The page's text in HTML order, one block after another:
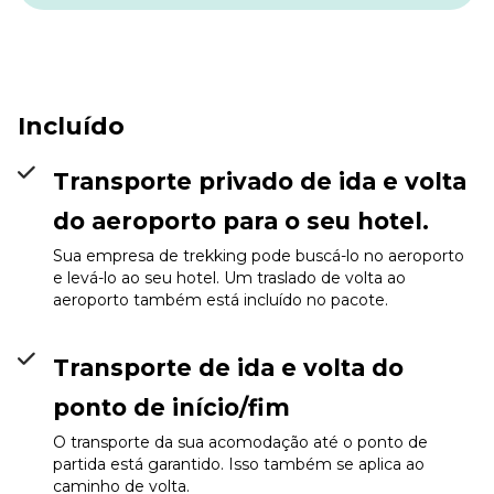
medida que o sol começa a descer no céu no final da tarde,
proporcionando uma oportunidade perfeita para reflexão e
descanso. Este tempo em meio às paisagens cativantes
permite que você se imerja na beleza natural da área e se
prepare para as aventuras que aguardam nos dias
seguintes.
Incluído
Transporte privado de ida e volta
do aeroporto para o seu hotel.
Sua empresa de trekking pode buscá-lo no aeroporto
e levá-lo ao seu hotel. Um traslado de volta ao
aeroporto também está incluído no pacote.
Transporte de ida e volta do
ponto de início/fim
O transporte da sua acomodação até o ponto de
partida está garantido. Isso também se aplica ao
caminho de volta.